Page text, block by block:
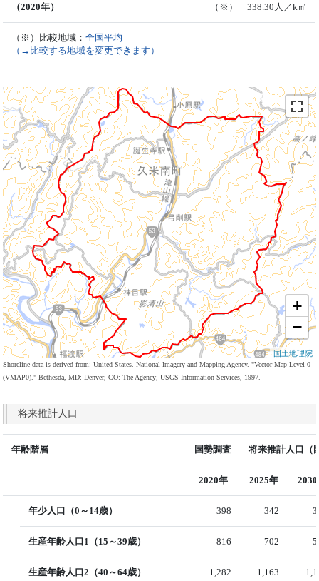
（2020年）
（※） 338.30人／k㎡
（※）比較地域：全国平均
（→比較する地域を変更できます）
+
−
国土地理院
Shoreline data is derived from: United States. National Imagery and Mapping Agency. "Vector Map Level 0
(VMAP0)." Bethesda, MD: Denver, CO: The Agency; USGS Information Services, 1997.
将来推計人口
年齢階層 国勢調査 将来推計人口（
2020年 2025年
年少人口（0～14歳） 398 342
生産年齢人口1（15～39歳） 816 702
生産年齢人口2（40～64歳） 1,282 1,163